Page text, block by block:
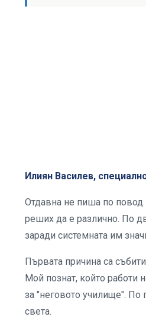
Илиян Василев,
Отдавна не пиша по повод
реших да е различно. По
заради системната им
Първата причина са
Мой познат, който работи
за "неговото училище". По
света.